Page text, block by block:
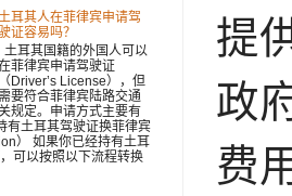
提
政
费
耳其人在菲律宾申请驾
证容易吗？
土耳其国籍的外国人可以
菲律宾申请驾驶证
（Driver’s License），但
要符合菲律宾陆路交通
规定。申请方式主要有
有土耳其驾驶证换菲律宾
） 如果你已经持有土耳
可以按照以下流程转换